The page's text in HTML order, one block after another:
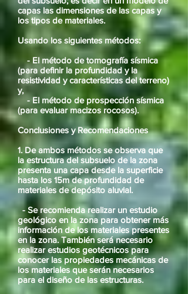
capas las dimensiones de las capas y
los tipos de materiales.
Usando los siguientes métodos:
- El método de tomografía sísmica
(para definir la profundidad y la
resistividad y características del terreno)
y,
- El método de prospección sísmica
(para evaluar macizos rocosos).
Conclusiones y Recomendaciones
1. De ambos métodos se observa que
la estructura del subsuelo de la zona
presenta una capa desde la superficie
hasta los 15m de profundidad de
materiales de depósito aluvial.
- Se recomienda realizar un estudio
geológico en la zona para obtener más
información de los materiales presentes
en la zona. También será necesario
realizar estudios geotécnicos para
conocer las propiedades mecánicas de
los materiales que serán necesarios
para el diseño de las estructuras.